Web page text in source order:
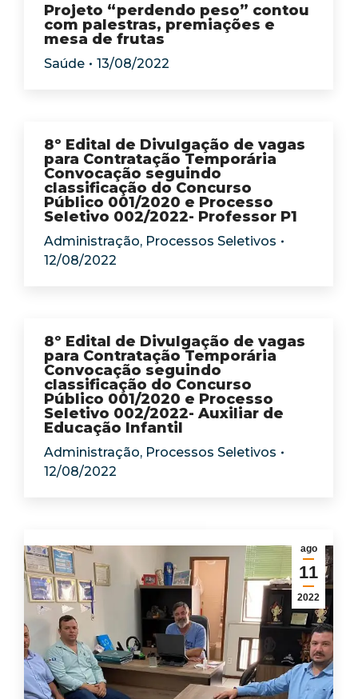
Projeto “perdendo peso” contou
com palestras, premiações e
mesa de frutas
Saúde 13/08/2022
8º Edital de Divulgação de vagas
para Contratação Temporária
Convocação seguindo
classificação do Concurso
Público 001/2020 e Processo
Seletivo 002/2022- Professor P1
Administração, Processos Seletivos
12/08/2022
8º Edital de Divulgação de vagas
para Contratação Temporária
Convocação seguindo
classificação do Concurso
Público 001/2020 e Processo
Seletivo 002/2022- Auxiliar de
Educação Infantil
Administração, Processos Seletivos
12/08/2022
ago
11
2022